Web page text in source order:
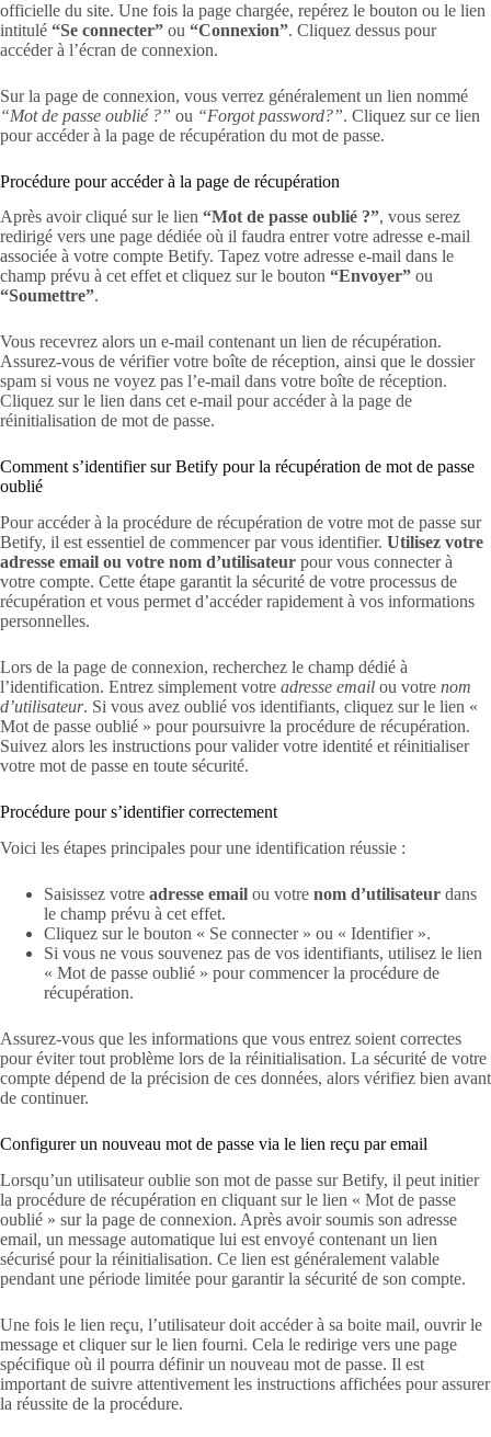
officielle du site. Une fois la page chargée, repérez le bouton ou le lien
intitulé “Se connecter” ou “Connexion”. Cliquez dessus pour
accéder à l’écran de connexion.
Sur la page de connexion, vous verrez généralement un lien nommé
“Mot de passe oublié ?” ou “Forgot password?”. Cliquez sur ce lien
pour accéder à la page de récupération du mot de passe.
Procédure pour accéder à la page de récupération
Après avoir cliqué sur le lien “Mot de passe oublié ?”, vous serez
redirigé vers une page dédiée où il faudra entrer votre adresse e-mail
associée à votre compte Betify. Tapez votre adresse e-mail dans le
champ prévu à cet effet et cliquez sur le bouton “Envoyer” ou
“Soumettre”.
Vous recevrez alors un e-mail contenant un lien de récupération.
Assurez-vous de vérifier votre boîte de réception, ainsi que le dossier
spam si vous ne voyez pas l’e-mail dans votre boîte de réception.
Cliquez sur le lien dans cet e-mail pour accéder à la page de
réinitialisation de mot de passe.
Comment s’identifier sur Betify pour la récupération de mot de passe
oublié
Pour accéder à la procédure de récupération de votre mot de passe sur
Betify, il est essentiel de commencer par vous identifier. Utilisez votre
adresse email ou votre nom d’utilisateur pour vous connecter à
votre compte. Cette étape garantit la sécurité de votre processus de
récupération et vous permet d’accéder rapidement à vos informations
personnelles.
Lors de la page de connexion, recherchez le champ dédié à
l’identification. Entrez simplement votre adresse email ou votre nom
d’utilisateur. Si vous avez oublié vos identifiants, cliquez sur le lien «
Mot de passe oublié » pour poursuivre la procédure de récupération.
Suivez alors les instructions pour valider votre identité et réinitialiser
votre mot de passe en toute sécurité.
Procédure pour s’identifier correctement
Voici les étapes principales pour une identification réussie :
Saisissez votre adresse email ou votre nom d’utilisateur dans
le champ prévu à cet effet.
Cliquez sur le bouton « Se connecter » ou « Identifier ».
Si vous ne vous souvenez pas de vos identifiants, utilisez le lien
« Mot de passe oublié » pour commencer la procédure de
récupération.
Assurez-vous que les informations que vous entrez soient correctes
pour éviter tout problème lors de la réinitialisation. La sécurité de votre
compte dépend de la précision de ces données, alors vérifiez bien avant
de continuer.
Configurer un nouveau mot de passe via le lien reçu par email
Lorsqu’un utilisateur oublie son mot de passe sur Betify, il peut initier
la procédure de récupération en cliquant sur le lien « Mot de passe
oublié » sur la page de connexion. Après avoir soumis son adresse
email, un message automatique lui est envoyé contenant un lien
sécurisé pour la réinitialisation. Ce lien est généralement valable
pendant une période limitée pour garantir la sécurité de son compte.
Une fois le lien reçu, l’utilisateur doit accéder à sa boite mail, ouvrir le
message et cliquer sur le lien fourni. Cela le redirige vers une page
spécifique où il pourra définir un nouveau mot de passe. Il est
important de suivre attentivement les instructions affichées pour assurer
la réussite de la procédure.